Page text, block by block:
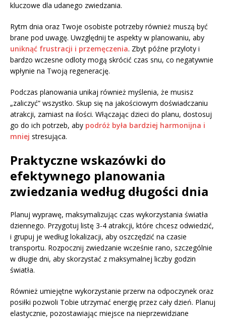
kluczowe dla udanego zwiedzania.
Rytm dnia oraz Twoje osobiste potrzeby również muszą być
brane pod uwagę. Uwzględnij te aspekty w planowaniu, aby
uniknąć frustracji i przemęczenia. Zbyt późne przyloty i
bardzo wczesne odloty mogą skrócić czas snu, co negatywnie
wpłynie na Twoją regenerację.
Podczas planowania unikaj również myślenia, że musisz
„zaliczyć” wszystko. Skup się na jakościowym doświadczaniu
atrakcji, zamiast na ilości. Włączając dzieci do planu, dostosuj
go do ich potrzeb, aby podróż była bardziej harmonijna i
mniej stresująca.
Praktyczne wskazówki do
efektywnego planowania
zwiedzania według długości dnia
Planuj wyprawę, maksymalizując czas wykorzystania światła
dziennego. Przygotuj listę 3-4 atrakcji, które chcesz odwiedzić,
i grupuj je według lokalizacji, aby oszczędzić na czasie
transportu. Rozpocznij zwiedzanie wcześnie rano, szczególnie
w długie dni, aby skorzystać z maksymalnej liczby godzin
światła.
Również umiejętne wykorzystanie przerw na odpoczynek oraz
posiłki pozwoli Tobie utrzymać energię przez cały dzień. Planuj
elastycznie, pozostawiając miejsce na nieprzewidziane